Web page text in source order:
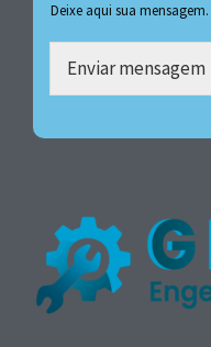
Deixe aqui sua mensagem.
Enviar mensagem